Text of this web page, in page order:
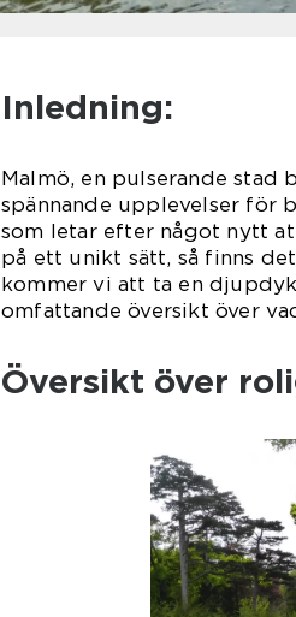
Inledning:
Malmö, en pulserande stad
spännande upplevelser för
som letar efter något nytt
på ett unikt sätt, så finns
kommer vi att ta en
omfattande översikt över
Översikt över